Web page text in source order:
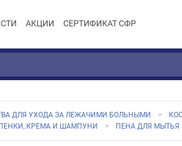
АКЦИИ СЕРТИФИКАТ СФР
ДЛЯ УХОДА ЗА ЛЕЖАЧИМИ БОЛЬНЫМИ
ПЕНКИ, КРЕМА И ШАМПУНИ ПЕНА ДЛЯ МЫТЬЯ